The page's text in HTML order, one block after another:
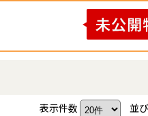
表示件数 並